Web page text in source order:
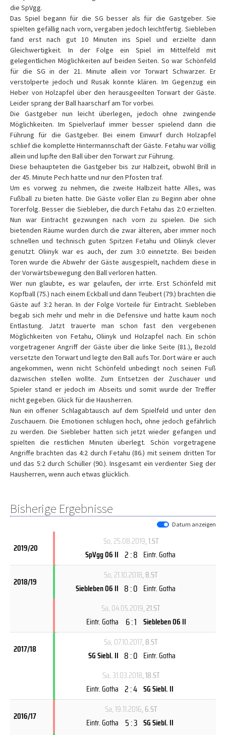
die SpVgg.
Das Spiel begann für die SG besser als für die Gastgeber. Sie
spielten gefällig nach vorn, vergaben jedoch leichtfertig. Siebleben
fand erst nach gut 10 Minuten ins Spiel und erzielte dann
Gleichwertigkeit. In der Folge ein Spiel im Mittelfeld mit
gelegentlichen Möglichkeiten auf beiden Seiten. So war Schönfeld
für die SG in der 21. Minute allein vor Torwart Schwarzer. Er
verstolperte jedoch und Rusak konnte klären. Im Gegenzug ein
Heber von Holzapfel über den herausgeeilten Torwart der Gäste.
Leider sprang der Ball haarscharf am Tor vorbei.
Die Gastgeber nun leicht überlegen, jedoch ohne zwingende
Möglichkeiten. Im Spielverlauf immer besser spielend dann die
Führung für die Gastgeber. Bei einem Einwurf durch Holzapfel
schlief die komplette Hintermannschaft der Gäste. Fetahu war völlig
allein und lupfte den Ball über den Torwart zur Führung.
Diese behaupteten die Gastgeber bis zur Halbzeit, obwohl Brill in
der 45. Minute Pech hatte und nur den Pfosten traf.
Um es vorweg zu nehmen, die zweite Halbzeit hatte Alles, was
Fußball zu bieten hatte. Die Gäste voller Elan zu Beginn aber ohne
Torerfolg. Besser die Siebleber, die durch Fetahu das 2:0 erzielten.
Nun war Eintracht gezwungen nach vorn zu spielen. Die sich
bietenden Räume wurden durch die zwar älteren, aber immer noch
schnellen und technisch guten Spitzen Fetahu und Oliinyk clever
genutzt. Oliinyk war es auch, der zum 3:0 einnetzte. Bei beiden
Toren wurde die Abwehr der Gäste ausgespielt, nachdem diese in
der Vorwärtsbewegung den Ball verloren hatten.
Wer nun glaubte, es war gelaufen, der irrte. Erst Schönfeld mit
Kopfball (75.) nach einem Eckball und dann Teubert (79.) brachten die
Gäste auf 3:2 heran. In der Folge Vorteile für Eintracht. Siebleben
begab sich mehr und mehr in die Defensive und hatte kaum noch
Entlastung. Jatzt trauerte man schon fast den vergebenen
Möglichkeiten von Fetahu, Oliinyk und Holzapfel nach. Ein schön
vorgetragener Angriff der Gäste über die linke Seite (81.), Bezold
versetzte den Torwart und legte den Ball aufs Tor. Dort wäre er auch
angekommen, wenn nicht Schönfeld unbedingt noch seinen Fuß
dazwischen stellen wollte. Zum Entsetzen der Zuschauer und
Spieler stand er jedoch im Abseits und somit wurde der Treffer
nicht gegeben. Glück für die Hausherren.
Nun ein offener Schlagabtausch auf dem Spielfeld und unter den
Zuschauern. Die Emotionen schlugen hoch, ohne jedoch gefährlich
zu werden. Die Siebleber hatten sich jetzt wieder gefangen und
spielten die restlichen Minuten überlegt. Schön vorgetragene
Angriffe brachten das 4:2 durch Fetahu (86.) mit seinem dritten Tor
und das 5:2 durch Schüller (90.). Insgesamt ein verdienter Sieg der
Hausherren, wenn auch etwas glücklich.
Bisherige Ergebnisse
Datum anzeigen
2019/20
So, 25.08.2019, 1.ST
SpVgg 06 II 2 : 8 Eintr. Gotha
2018/19
So, 21.10.2018, 8.ST
Siebleben 06 II 8 : 0 Eintr. Gotha
Sa, 04.05.2019, 21.ST
Eintr. Gotha
6 : 1 Siebleben 06 II
2017/18
Sa, 07.10.2017, 8.ST
SG Siebl. II 8 : 0 Eintr. Gotha
Sa, 31.03.2018, 18.ST
Eintr. Gotha 2 : 4 SG Siebl. II
2016/17
Sa, 19.11.2016, 6.ST
Eintr. Gotha 5 : 3 SG Siebl. II